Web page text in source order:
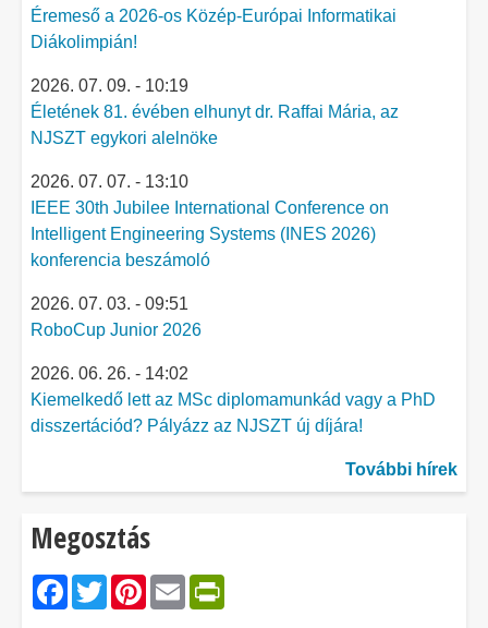
Éremeső a 2026-os Közép-Európai Informatikai
Diákolimpián!
2026. 07. 09. - 10:19
Életének 81. évében elhunyt dr. Raffai Mária, az
NJSZT egykori alelnöke
2026. 07. 07. - 13:10
IEEE 30th Jubilee International Conference on
Intelligent Engineering Systems (INES 2026)
konferencia beszámoló
2026. 07. 03. - 09:51
RoboCup Junior 2026
2026. 06. 26. - 14:02
Kiemelkedő lett az MSc diplomamunkád vagy a PhD
disszertációd? Pályázz az NJSZT új díjára!
További hírek
Megosztás
Facebook
Twitter
Pinterest
Email